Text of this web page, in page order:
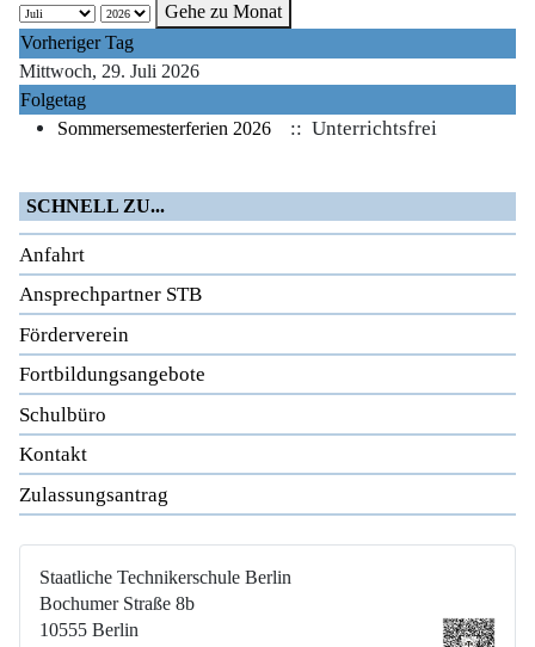
Gehe zu Monat
Vorheriger Tag
Mittwoch, 29. Juli 2026
Folgetag
Sommersemesterferien 2026
:: Unterrichtsfrei
SCHNELL ZU...
Anfahrt
Ansprechpartner STB
Förderverein
Fortbildungsangebote
Schulbüro
Kontakt
Zulassungsantrag
Staatliche Technikerschule Berlin
Bochumer Straße 8b
10555 Berlin